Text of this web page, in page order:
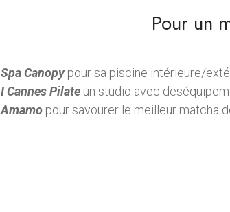
Pour un
Spa Canopypour sa piscine intérieure/
I Cannes Pilate un studio avec
Amamo pour savourer le meilleur matcha